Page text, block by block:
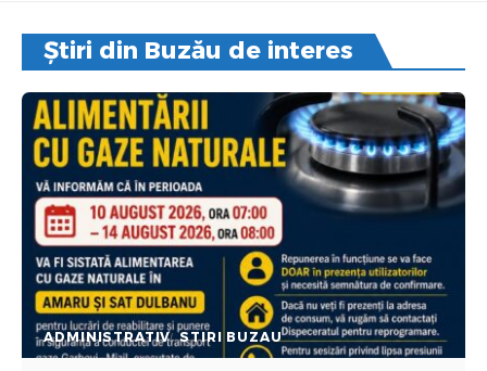
Știri din Buzău de interes
ADMINISTRATIV STIRI BUZAU